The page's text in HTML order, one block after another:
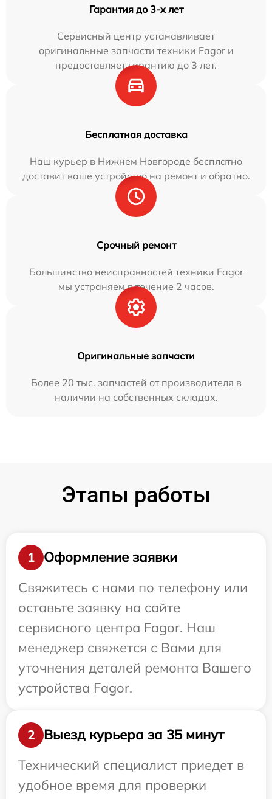
Гарантия до 3-х лет
Сервисный центр устанавливает
оригинальные запчасти техники Fagor и
предоставляет гарантию до 3 лет.
Бесплатная доставка
Наш курьер в Нижнем Новгороде бесплатно
доставит ваше устройство на ремонт и обратно.
Срочный ремонт
Большинство неисправностей техники Fagor
мы устраняем в течение 2 часов.
Оригинальные запчасти
Более 20 тыс. запчастей от производителя в
наличии на собственных складах.
Этапы работы
1
Оформление заявки
Свяжитесь с нами по телефону или
оставьте заявку на сайте
сервисного центра Fagor. Наш
менеджер свяжется с Вами для
уточнения деталей ремонта Вашего
устройства Fagor.
2
Выезд курьера за 35 минут
Технический специалист приедет в
удобное время для проверки